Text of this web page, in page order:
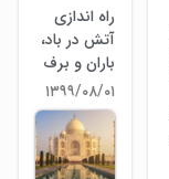
راه اندازی
آتش در باد،
باران و برف
۱۳۹۹/۰۸/۰۱